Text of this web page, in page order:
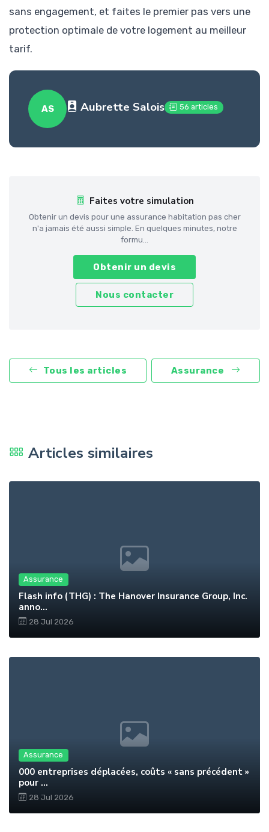
sans engagement, et faites le premier pas vers une
protection optimale de votre logement au meilleur
tarif.
AS Aubrette Salois 56 articles
Faites votre simulation
Obtenir un devis pour une assurance habitation pas cher
n'a jamais été aussi simple. En quelques minutes, notre
formu...
Obtenir un devis
Nous contacter
Tous les articles Assurance
Articles similaires
Assurance
Flash info (THG) : The Hanover Insurance Group, Inc.
anno...
28 Jul 2026
Assurance
000 entreprises déplacées, coûts « sans précédent »
pour ...
28 Jul 2026